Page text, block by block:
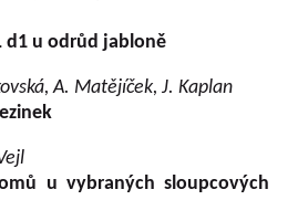
d1 u odrůd jabloně
A. Matějíček, J. Kaplan
u vybraných sloupcových